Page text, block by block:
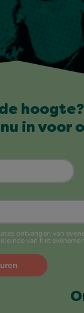
hoogte?
in voor